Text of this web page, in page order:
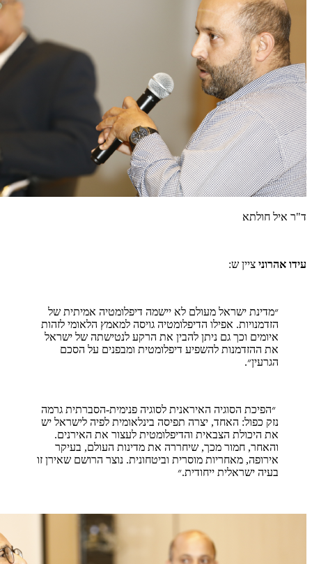
ד"ר איל חולתא
עידו אהרוני ציין ש:
״מדינת ישראל מעולם לא יישמה דיפלומטיה אמיתית של
הזדמנויות. אפילו הדיפלומטיה גויסה למאמץ הלאומי לזהות
איומים וכך גם ניתן להבין את הרקע לנטישתה של ישראל
את ההזדמנות להשפיע דיפלומטית ומבפנים על הסכם
הגרעין״.
״הפיכת הסוגיה האיראנית לסוגיה פנימית-הסברתית גרמה
נזק כפול: האחד, יצרה תפיסה בינלאומית לפיה לישראל יש
את היכולת הצבאית והדיפלומטית לעצור את האירנים.
והאחר, חמור מכך, שיחררה את מדינות העולם, בעיקר
אירופה, מאחריות מוסרית וביטחונית. נוצר הרושם שאירן זו
בעיה ישראלית ייחודית.״